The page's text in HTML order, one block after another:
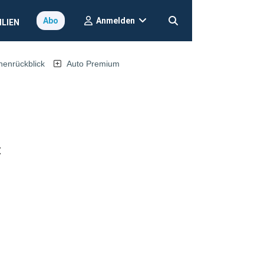
Abo Anmelden
Auto Premium